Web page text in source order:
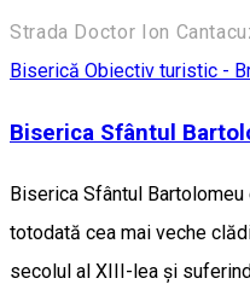
Biserică Obiectiv turistic -
Biserica Sfântul
Biserica Sfântul
totodată cea mai veche
secolul al XIII-lea și